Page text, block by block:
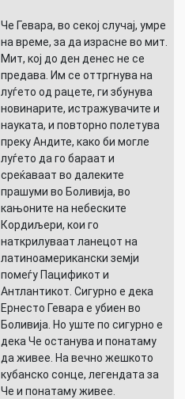
Че Гевара, во секој случај, умре
на време, за да израсне во мит.
Мит, кој до ден денес не се
предава. Им се оттргнува на
луѓето од рацете, ги збунува
новинарите, истражувачите и
науката, и повторно полетува
преку Андите, како би могле
луѓето да го бараат и
среќаваат во далеките
прашуми во Боливија, во
кањоните на небеските
Кордиљери, кои го
наткрилуваат ланецот на
латиноамерикански земји
помеѓу Пацификот и
Антлантикот. Сигурно е дека
Ернесто Гевара е убиен во
Боливија. Но уште по сигурно е
дека Че останува и понатаму
да живее. На вечно жешкото
кубанско сонце, легендата за
Че и понатаму живее.